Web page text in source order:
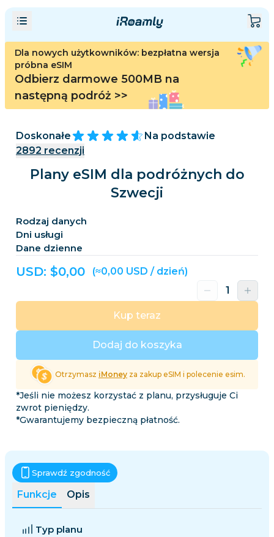
Dla nowych użytkowników: bezpłatna wersja
próbna eSIM
Odbierz darmowe 500MB na
następną podróż >>
Doskonałe
Na podstawie
2892 recenzji
Plany eSIM dla podróżnych do
Szwecji
Rodzaj danych
Dni usługi
Dane dzienne
USD: $0,00 (≈0,00 USD / dzień)
Dodaj do koszyka
Kup teraz
Otrzymasz iMoney za zakup eSIM i polecenie esim.
*Jeśli nie możesz korzystać z planu, przysługuje Ci
zwrot pieniędzy.
*Gwarantujemy bezpieczną płatność.
Funkcje Opis
Sprawdź zgodność
Typ planu